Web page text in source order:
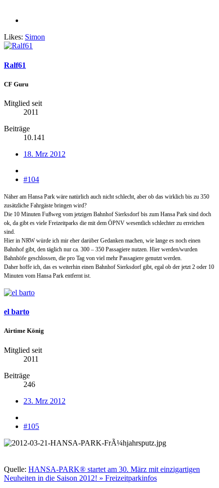
Likes: Simon
Ralf61
CF Guru
Mitglied seit
2011
Beiträge
10.141
18. Mrz 2012
#104
Näher am Hansa Park wäre natürlich auch nicht schlecht, aber ob das wirklich bis zu 350
zusätzliche Fahrgäste bringen wird?
Die 10 Minuten Fußweg vom jetzigen Bahnhof Sierksdorf bis zum Hansa Park sind doch
ok, da gibt es viele Freizeitparks die mit dem ÖPNV wesentlich schlechter zu erreichen
sind.
Hier in NRW würde ich mir eher darüber Gedanken machen, wie lange es noch einen
Bahnhof gibt, den täglich nur ca. 300 – 350 Passagiere nutzen. Hier werden/wurden
Bahnhöfe geschlossen, die pro Tag von viel mehr Passagiere genutzt werden.
Daher hoffe ich, das es weiterhin einen Bahnhof Sierksdorf gibt, egal ob der jetzt 2 oder 10
Minuten vom Hansa Park entfernt ist.
el barto
Airtime König
Mitglied seit
2011
Beiträge
246
23. Mrz 2012
#105
Quelle: HANSA-PARK® startet am 30. März mit einzigartigen
Neuheiten in die Saison 2012! » Freizeitparkinfos